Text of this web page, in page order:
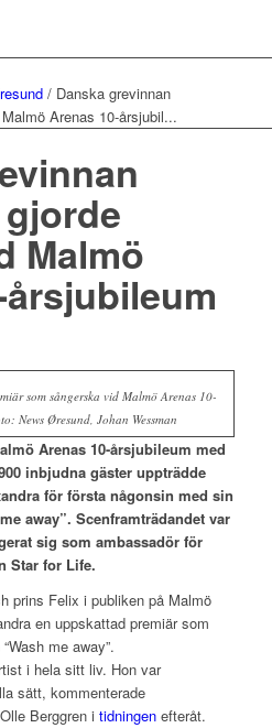
/ Danska grevinnan
Arenas 10-årsjubil...
Malmö
som sångerska vid Malmö Arenas 10-
News Øresund, Johan Wessman
Arenas 10-årsjubileum med
inbjudna gäster uppträdde
för första någonsin med sin
away”. Scenframträdandet var
sig som ambassadör för
Star for Life.
prins Felix i publiken på Malmö
en uppskattad premiär som
me away”.
i hela sitt liv. Hon var
sätt, kommenterade
Berggren i tidningenefteråt.